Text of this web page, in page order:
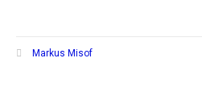
Markus Misof